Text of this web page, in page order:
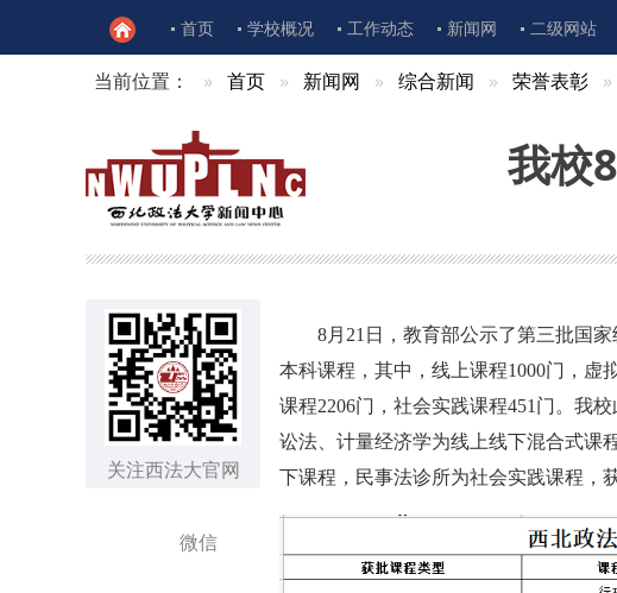
首页 学校概况 工作动态 新闻网 二级网站
当前位置： 首页 新闻网 综合新闻 荣誉表彰
我校
关注西法大官网
微信
8月21日，教育部公示了第三批国
本科课程，其中，线上课程1000门，虚
课程2206门，社会实践课程451门。我
讼法、计量经济学为线上线下混合式课
下课程，民事法诊所为社会实践课程，